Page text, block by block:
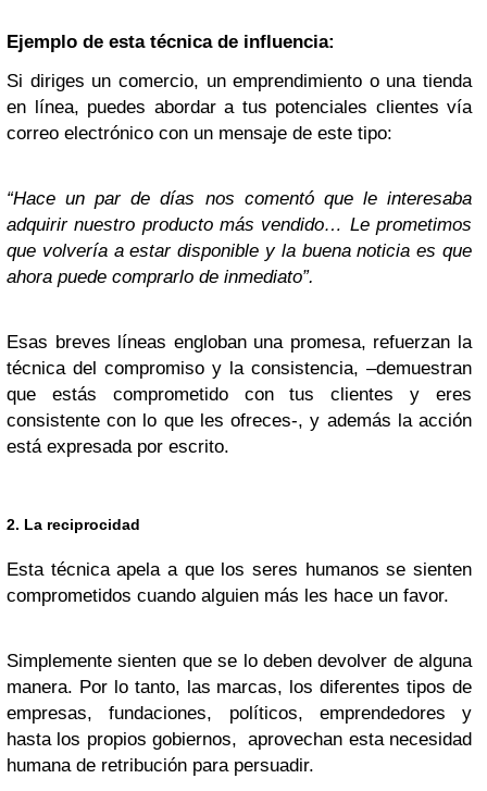
Ejemplo de esta técnica de influencia:
Si diriges un comercio, un emprendimiento o una tienda
en línea, puedes abordar a tus potenciales clientes vía
correo electrónico con un mensaje de este tipo:
“Hace un par de días nos comentó que le interesaba
adquirir nuestro producto más vendido… Le prometimos
que volvería a estar disponible y la buena noticia es que
ahora puede comprarlo de inmediato”.
Esas breves líneas engloban una promesa, refuerzan la
técnica del compromiso y la consistencia, –demuestran
que estás comprometido con tus clientes y eres
consistente con lo que les ofreces-, y además la acción
está expresada por escrito.
2. La reciprocidad
Esta técnica apela a que los seres humanos se sienten
comprometidos cuando alguien más les hace un favor.
Simplemente sienten que se lo deben devolver de alguna
manera. Por lo tanto, las marcas, los diferentes tipos de
empresas, fundaciones, políticos, emprendedores y
hasta los propios gobiernos, aprovechan esta necesidad
humana de retribución para persuadir.